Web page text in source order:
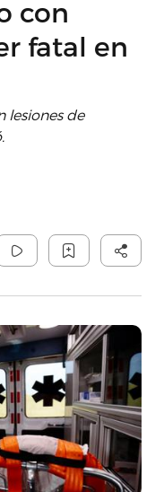
con
fatal en
lesiones de